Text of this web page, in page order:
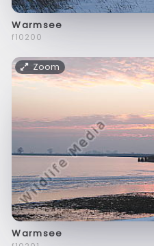
Warmsee
f10200
Zoom
Warmsee